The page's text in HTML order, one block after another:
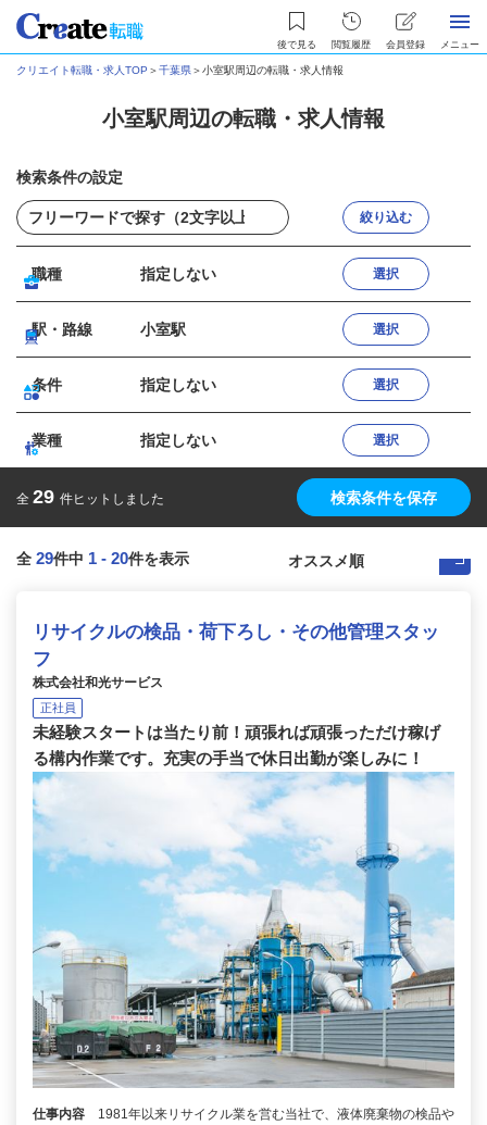
後で見る 閲覧履歴 会員登録 メニュー
クリエイト転職・求人TOP ＞千葉県＞小室駅周辺の転職・求人情報
小室駅周辺の転職・求人情報
検索条件の設定
絞り込む
職種 指定しない 選択
駅・路線 小室駅 選択
条件 指定しない 選択
業種 指定しない 選択
全 29 件ヒットしました 検索条件を保存
全 29件中 1 - 20件を表示
リサイクルの検品・荷下ろし・その他管理スタッ
フ
株式会社和光サービス
正社員
未経験スタートは当たり前！頑張れば頑張っただけ稼げ
る構内作業です。充実の手当で休日出勤が楽しみに！
仕事内容
1981年以来リサイクル業を営む当社で、液体廃棄物の検品や